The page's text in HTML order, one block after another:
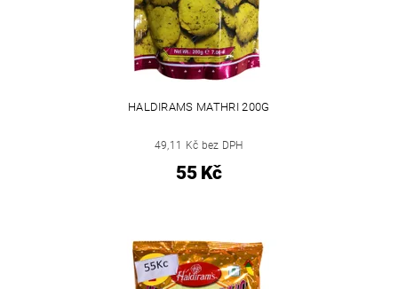
HALDIRAMS MATHRI 200G
49,11 Kč bez DPH
55 Kč